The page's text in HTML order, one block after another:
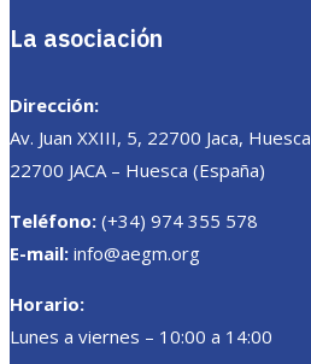
La asociación
Dirección:
Av. Juan XXIII, 5, 22700 Jaca, Huesca
22700 JACA – Huesca (España)
Teléfono: (+34) 974 355 578
E-mail: info@aegm.org
Horario:
Lunes a viernes – 10:00 a 14:00